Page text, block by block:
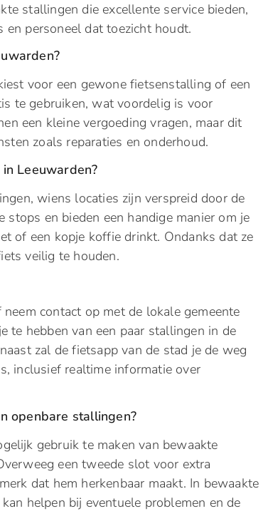
stallingen die excellente service bieden,
en personeel dat toezicht houdt.
voor een gewone fietsenstalling of een
te gebruiken, wat voordelig is voor
een kleine vergoeding vragen, maar dit
zoals reparaties en onderhoud.
Leeuwarden?
wiens locaties zijn verspreid door de
en bieden een handige manier om je
of een kopje koffie drinkt. Ondanks dat ze
veilig te houden.
contact op met de lokale gemeente
te hebben van een paar stallingen in de
zal de fietsapp van de stad je de weg
inclusief realtime informatie over
openbare stallingen?
gebruik te maken van bewaakte
een tweede slot voor extra
dat hem herkenbaar maakt. In bewaakte
helpen bij eventuele problemen en de